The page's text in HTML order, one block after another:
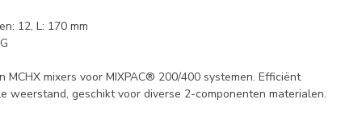
12, L: 170 mm
MCHX mixers voor MIXPAC® 200/400 systemen. Efficiënt
weerstand, geschikt voor diverse 2-componenten materialen.